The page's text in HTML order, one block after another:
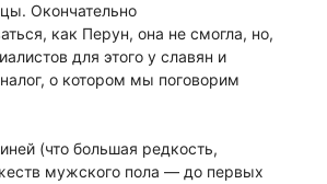
Окончательно
как Перун, она не смогла, но,
для этого у славян и
о котором мы поговорим
(что большая редкость,
мужского пола — до первых